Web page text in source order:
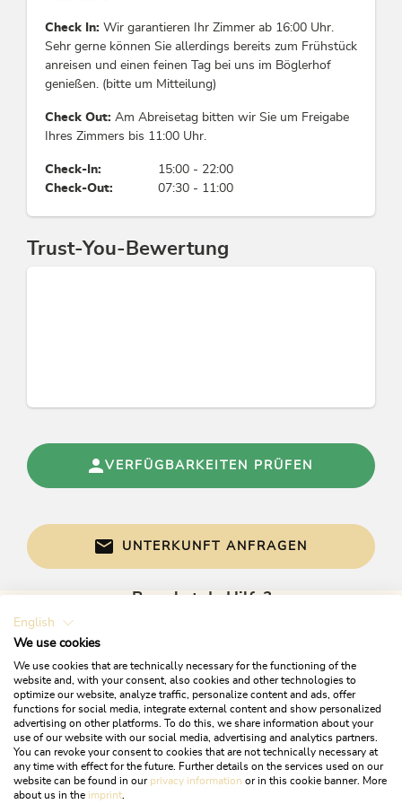
Spezialbäder, Dampfbad
Zahlungsarten
Barzahlung, Euro akzeptiert, Vorauszahlung, EC-
Cash / Maestro, Kreditkarten möglich
Betriebsart
Seminarhotel, Exklusiv, Familienhotel, Landhotel,
Hausprogramm, Tennis, Fitnessraum, Live-
Tischfußball, Schneeschuhwanderung,
Schirmbar, Kutschenfahrten,
Aktivitäten, Fackelwanderung,
Pferdeschlittenfahrten, Fitnessgerät, Hallenbad
Tagungsraum, Flip-Chart, Digitalkamera,
Schreibtisch, Konferenzzimmer, Verdunkelung,
Fotokopierer, Computeranlage,
Druckerei/Drucker, Overheadprojektor, WiFi,
Telefaxgerät, Tagungs-/Seminarräume Anzahl: 1,
Großbildschirm, Wandtafeln / Whiteboards /
Metaplan, Leinwand, Beamer, Mikrophonanlage,
Check In: Wir garantieren Ihr Zimmer ab 16:00 Uhr.
Sehr gerne können Sie allerdings bereits zum Frühstück
anreisen und einen feinen Tag bei uns im Böglerhof
genießen. (bitte um Mitteilung)
Check Out: Am Abreisetag bitten wir Sie um Freigabe
Ihres Zimmers bis 11:00 Uhr.
Check-In:
15:00 - 22:00
Check-Out:
07:30 - 11:00
Trust-You-Bewertung
VERFÜGBARKEITEN PRÜFEN
UNTERKUNFT ANFRAGEN
Brauchst du Hilfe?
English
We use cookies
We use cookies that are technically necessary for the functioning of the
website and, with your consent, also cookies and other technologies to
optimize our website, analyze traffic, personalize content and ads, offer
functions for social media, integrate external content and show personalized
advertising on other platforms. To do this, we share information about your
use of our website with our social media, advertising and analytics partners.
You can revoke your consent to cookies that are not technically necessary at
any time with effect for the future. Further details on the services used on our
website can be found in our privacy information or in this cookie banner. More
about us in the imprint